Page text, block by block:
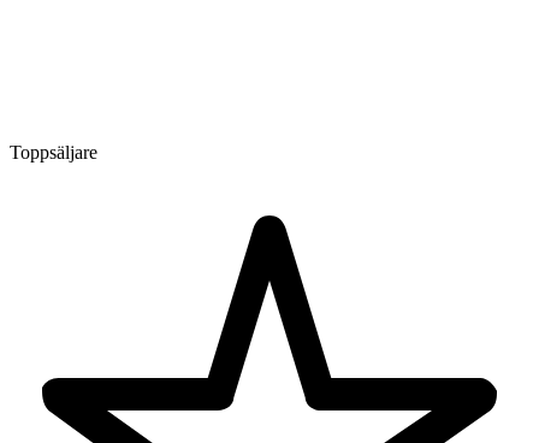
Toppsäljare